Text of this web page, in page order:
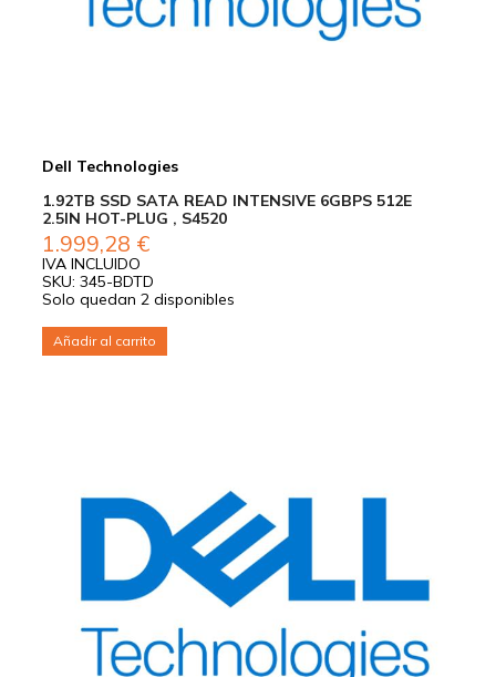
Dell Technologies
1.92TB SSD SATA READ INTENSIVE 6GBPS 512E
2.5IN HOT-PLUG , S4520
1.999,28 €
IVA INCLUIDO
SKU: 345-BDTD
Solo quedan 2 disponibles
Añadir al carrito